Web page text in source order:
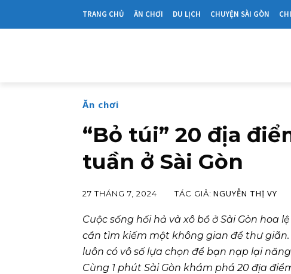
TRANG CHỦ ĂN CHƠI DU LỊCH CHUYỆN SÀI GÒN
Ăn chơi
“Bỏ túi” 20 địa
tuần ở Sài Gòn
27 THÁNG 7, 2024 TÁC GIẢ: NGUYỄN THỊ VY
Cuộc sống hối hả và xô bồ ở Sài Gòn hoa
cần tìm kiếm một không gian để thư
luôn có vô số lựa chọn để bạn nạp lại
Cùng 1 phút Sài Gòn khám phá 20 địa